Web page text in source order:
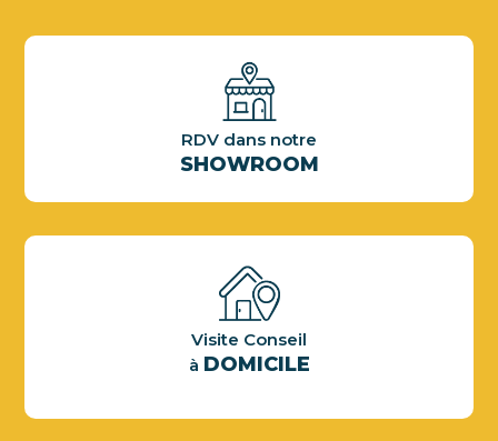
RDV dans notre
SHOWROOM
Visite Conseil
à DOMICILE